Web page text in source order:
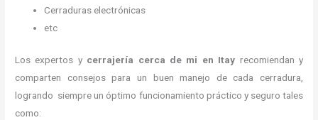
Cerraduras electrónicas
etc
Los expertos y cerrajería cerca de mi en Itay recomiendan y
comparten consejos para un buen manejo de cada cerradura,
logrando siempre un óptimo funcionamiento práctico y seguro tales
como: